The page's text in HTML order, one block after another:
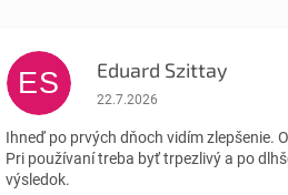
ES Eduard Szittay
Hodnotenie obchodu je 5 z
22.7.2026
Ihneď po prvých dňoch vidím zlepšenie.
Pri používaní treba byť trpezlivý a po
výsledok.